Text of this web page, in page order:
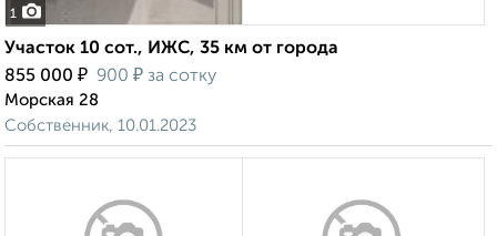
1
Участок 10 сот., ИЖС, 35 км от города
855 000 ₽ 900 ₽ за сотку
Морская 28
Собственник, 10.01.2023